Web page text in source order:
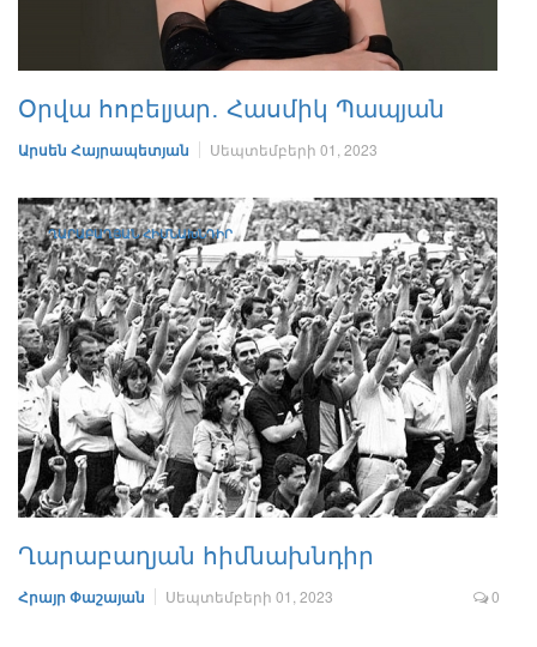
Օրվա հոբելյար․ Հասմիկ Պապյան
Արսեն Հայրապետյան Սեպտեմբերի 01, 2023
ՂԱՐԱԲԱՂՅԱՆ ՀԻՄՆԱԽՆԴԻՐ
Ղարաբաղյան հիմնախնդիր
Հրայր Փաշայան Սեպտեմբերի 01, 2023 0